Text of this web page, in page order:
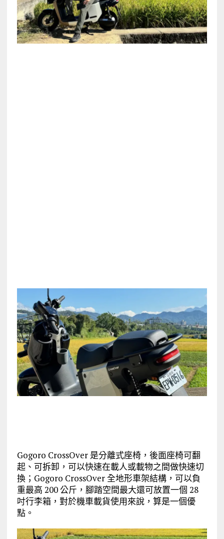
Gogoro CrossOver 是分離式座椅，後面座椅可翻
起、可拆卸，可以快速在載人或載物之間做快速切
換；Gogoro CrossOver 全地形車架結構，可以負
重最高 200 公斤，腳踏空間最大還可放置一個 28
吋行李箱，對於機車載貨使用來說，算是一個優
點。